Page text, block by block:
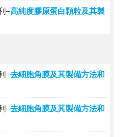
–高純度膠原蛋白顆粒及其製
–去細胞角膜及其製備方法和
–去細胞角膜及其製備方法和